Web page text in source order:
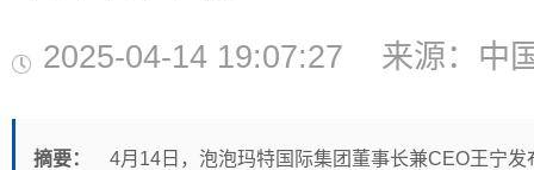
2025-04-14 19:07:27 来源：
摘要： 4月14日，泡泡玛特国际集团董事长兼CEO王宁